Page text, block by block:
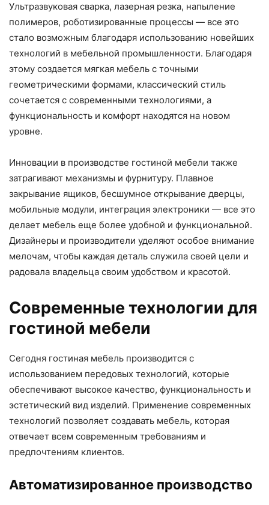
Ультразвуковая сварка, лазерная резка, напыление
полимеров, роботизированные процессы — все это
стало возможным благодаря использованию новейших
технологий в мебельной промышленности. Благодаря
этому создается мягкая мебель с точными
геометрическими формами, классический стиль
сочетается с современными технологиями, а
функциональность и комфорт находятся на новом
уровне.
Инновации в производстве гостиной мебели также
затрагивают механизмы и фурнитуру. Плавное
закрывание ящиков, бесшумное открывание дверцы,
мобильные модули, интеграция электроники — все это
делает мебель еще более удобной и функциональной.
Дизайнеры и производители уделяют особое внимание
мелочам, чтобы каждая деталь служила своей цели и
радовала владельца своим удобством и красотой.
Современные технологии для
гостиной мебели
Сегодня гостиная мебель производится с
использованием передовых технологий, которые
обеспечивают высокое качество, функциональность и
эстетический вид изделий. Применение современных
технологий позволяет создавать мебель, которая
отвечает всем современным требованиям и
предпочтениям клиентов.
Автоматизированное производство